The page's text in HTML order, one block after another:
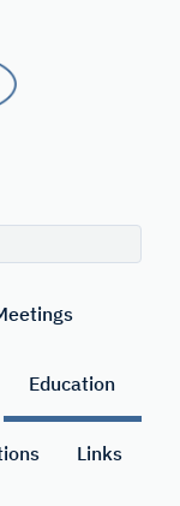
Education
Links